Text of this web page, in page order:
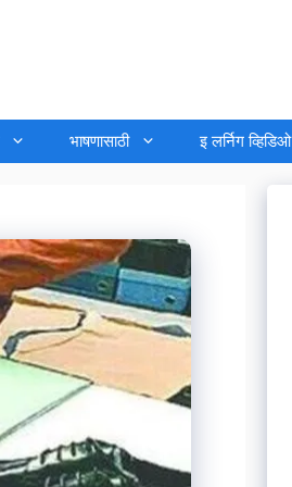
भाषणासाठी इ लर्निग व्हिडिओ